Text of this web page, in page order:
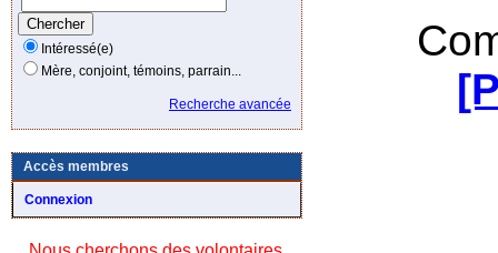
Intéressé(e)
Mère, conjoint, témoins, parrain...
Recherche avancée
Accès membres
Connexion